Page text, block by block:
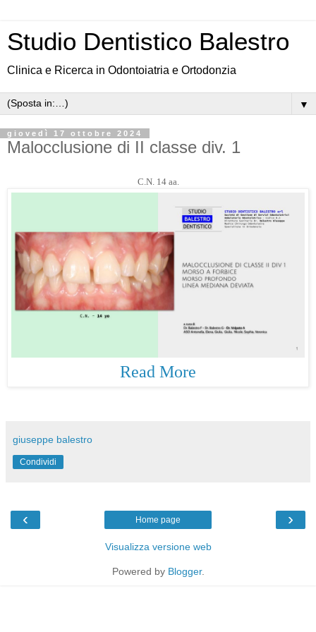
Studio Dentistico Balestro
Clinica e Ricerca in Odontoiatria e Ortodonzia
▼
giovedì 17 ottobre 2024
Malocclusione di II classe div. 1
C.N. 14 aa.
Read More
giuseppe balestro
Condividi
‹ ›
Home page
Visualizza versione web
Powered by Blogger.